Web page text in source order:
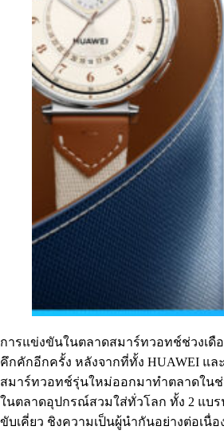
การแข่งขันในตลาดสมาร์ทวอทช์ช่วงเดื
คึกคักอีกครั้ง หลังจากที่ทั้ง HUAWEI แล
สมาร์ทวอทช์รุ่นใหม่ออกมาทำตลาดในช่
ในตลาดอุปกรณ์สวมใส่ทั่วโลก ทั้ง 2 แบร
ขับเคี่ยว ชิงความเป็นผู้นำกันอย่างต่อเนื่อ